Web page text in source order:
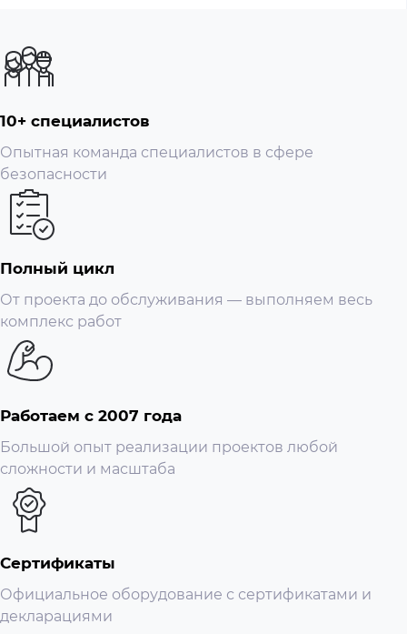
обнаружения и анализа движущихся объектов.
Позволяет обнаруживать в один период времени
как: обнаружение вторжения в зону, обнаружение
пересечения заграждения, обнаружение изменения
кадра, обнаружение оставленных и потерянных
объектов, распознавание лиц, подсчет посетителей.
Это технология используется в различных
приложениях, позволяет определить и сохранить фото
лица и выполнить поиск.
Smart поиск
движения в выбранной области воспроизведения. Это
очень удобно при возникновении аварийных
ситуаций.
IP КАНАЛЫ
ВИДЕО КОДЕКИ
10+ специалистов
Опытная команда специалистов в сфере
безопасности
Полный цикл
От проекта до обслуживания — выполняем весь
комплекс работ
Работаем с 2007 года
Большой опыт реализации проектов любой
сложности и масштаба
Сертификаты
Официальное оборудование с сертификатами и
декларациями